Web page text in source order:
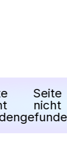
Seite
nicht
gefunden